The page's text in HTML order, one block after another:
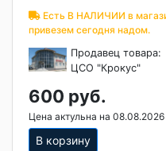
Есть В НАЛИЧИИ в
привезем сегодня надом.
Продавец товара:
ЦСО "Крокус"
600 руб.
Цена актульна на
В корзину